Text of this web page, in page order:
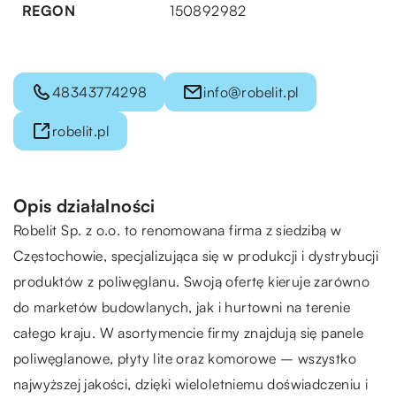
REGON 150892982
48343774298 info@robelit.pl
robelit.pl
Opis działalności
Robelit Sp. z o.o. to renomowana firma z siedzibą w
Częstochowie, specjalizująca się w produkcji i dystrybucji
produktów z poliwęglanu. Swoją ofertę kieruje zarówno
do marketów budowlanych, jak i hurtowni na terenie
całego kraju. W asortymencie firmy znajdują się panele
poliwęglanowe, płyty lite oraz komorowe – wszystko
najwyższej jakości, dzięki wieloletniemu doświadczeniu i